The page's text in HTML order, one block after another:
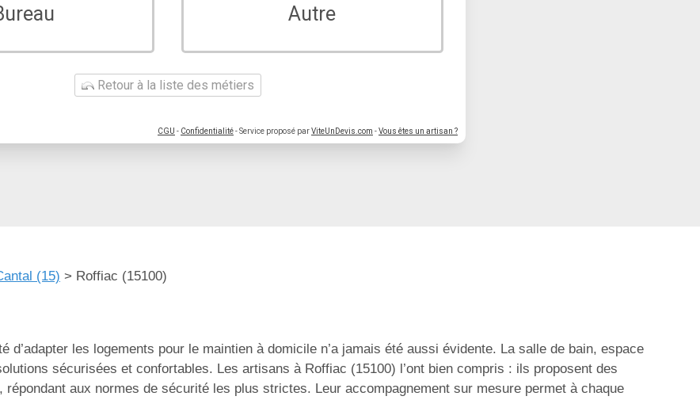
Autre
Retour à la liste des métiers
CGU - Confidentialité- Service proposé parViteUnDevis.com -Vous êtes un artisan ?
(15) > Roffiac (15100)
les logements pour le maintien à domicile n’a jamais été aussi évidente. La salle de bain, espace
sécurisées et confortables. Les artisans à Roffiac (15100) l’ont bien compris : ils proposent des
aux normes de sécurité les plus strictes. Leur accompagnement sur mesure permet à chaque